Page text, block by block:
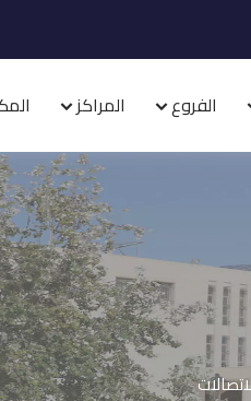
الفروع المراكز